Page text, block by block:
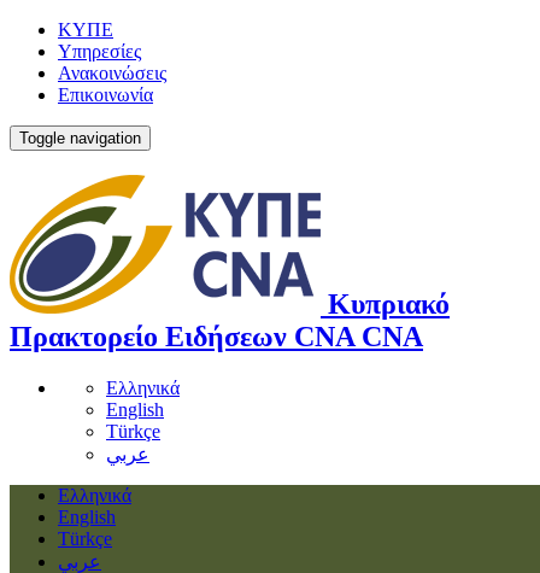
ΚΥΠΕ
Υπηρεσίες
Ανακοινώσεις
Επικοινωνία
Toggle navigation
Κυπριακό
Πρακτορείο Ειδήσεων CNA CNA
Ελληνικά
English
Türkçe
عربي
Ελληνικά
English
Türkçe
عربي